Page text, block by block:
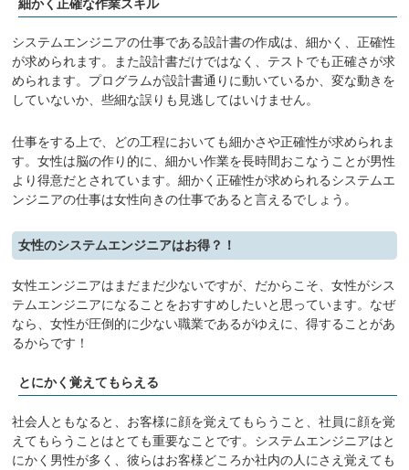
細かく正確な作業スキル
システムエンジニアの仕事である設計書の作成は、細かく、正確性
が求められます。また設計書だけではなく、テストでも正確さが求
められます。プログラムが設計書通りに動いているか、変な動きを
していないか、些細な誤りも見逃してはいけません。
仕事をする上で、どの工程においても細かさや正確性が求められま
す。女性は脳の作り的に、細かい作業を長時間おこなうことが男性
より得意だとされています。細かく正確性が求められるシステムエ
ンジニアの仕事は女性向きの仕事であると言えるでしょう。
女性のシステムエンジニアはお得？！
女性エンジニアはまだまだ少ないですが、だからこそ、女性がシス
テムエンジニアになることをおすすめしたいと思っています。なぜ
なら、女性が圧倒的に少ない職業であるがゆえに、得することがあ
るからです！
とにかく覚えてもらえる
社会人ともなると、お客様に顔を覚えてもらうこと、社員に顔を覚
えてもらうことはとても重要なことです。システムエンジニアはと
にかく男性が多く、彼らはお客様どころか社内の人にさえ覚えても